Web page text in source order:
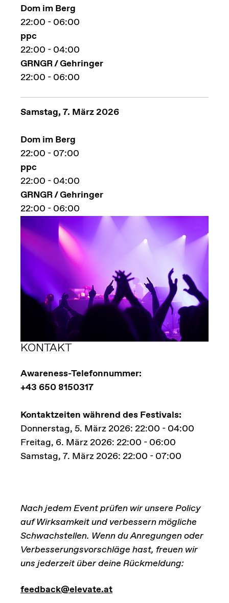
Dom im Berg
22:00 - 06:00
ppc
22:00 - 04:00
GRNGR / Gehringer
22:00 - 06:00
Samstag, 7. März 2026
Dom im Berg
22:00 - 07:00
ppc
22:00 - 04:00
GRNGR / Gehringer
22:00 - 06:00
KONTAKT
Awareness-Telefonnummer:
+43 650 8150317
Kontaktzeiten während des Festivals:
Donnerstag, 5. März 2026: 22:00 - 04:00
Freitag, 6. März 2026: 22:00 - 06:00
Samstag, 7. März 2026: 22:00 - 07:00
Nach jedem Event prüfen wir unsere Policy
auf Wirksamkeit und verbessern mögliche
Schwachstellen. Wenn du Anregungen oder
Verbesserungsvorschläge hast, freuen wir
uns jederzeit über deine Rückmeldung:
feedback@elevate.at